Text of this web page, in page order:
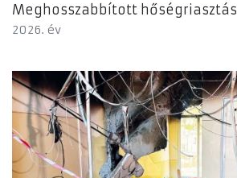
Meghosszabbított hőségriasztás
2026. év